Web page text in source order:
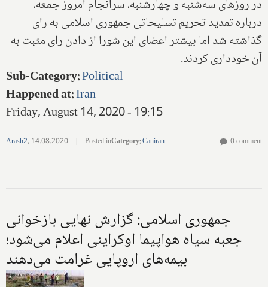
در روزهای سه‌شنبه و چهارشنبه، سرانجام امروز جمعه،
درباره تمدید تحریم تسلیحاتی جمهوری اسلامی به رای
گذاشته شد اما بیشتر اعضای این شورا از دادن رای مثبت به
آن خودداری کردند.
Sub-Category:Political
Happened at:Iran
Friday, August 14, 2020 - 19:15
Arash2, 14.08.2020 | Posted inCategory:Caniran 0 comment
جمهوری اسلامی: گزارش نهایی بازخوانی
جعبه سیاه هواپیما اوکراینی اعلام می‌شود؛
بیمه‌های اروپایی غرامت می‌دهند